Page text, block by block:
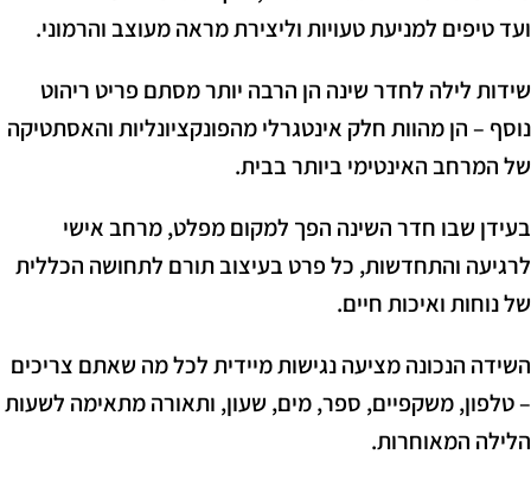
ועד טיפים למניעת טעויות וליצירת מראה מעוצב והרמוני.
שידות לילה לחדר שינה הן הרבה יותר מסתם פריט ריהוט
נוסף – הן מהוות חלק אינטגרלי מהפונקציונליות והאסתטיקה
של המרחב האינטימי ביותר בבית.
בעידן שבו חדר השינה הפך למקום מפלט, מרחב אישי
לרגיעה והתחדשות, כל פרט בעיצוב תורם לתחושה הכללית
של נוחות ואיכות חיים.
השידה הנכונה מציעה נגישות מיידית לכל מה שאתם צריכים
– טלפון, משקפיים, ספר, מים, שעון, ותאורה מתאימה לשעות
הלילה המאוחרות.